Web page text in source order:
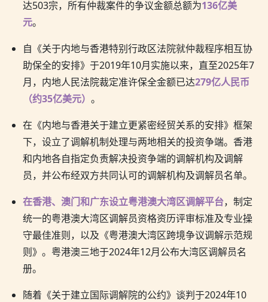
达503宗，所有仲裁案件的争议金额总额为136亿美
元。
自《关于内地与香港特别行政区法院就仲裁程序相互协
助保全的安排》于2019年10月实施以来，直至2025年7
月，内地人民法院裁定准许保全金额已达279亿人民币
（约35亿美元）。
在《内地与香港关于建立更紧密经贸关系的安排》框架
下，设立了调解机制处理与两地相关的投资争端。香港
和内地各自指定负责解决投资争端的调解机构及调解
员，并公布经双方共同认可的调解机构及调解员名单。
在香港、澳门和广东设立粤港澳大湾区调解平台，制定
统一的粤港澳大湾区调解员资格资历评审标准及专业操
守最佳准则，以及《粤港澳大湾区跨境争议调解示范规
则》。粤港澳三地于2024年12月公布大湾区调解员名
册。
随着《关于建立国际调解院的公约》谈判于2024年10